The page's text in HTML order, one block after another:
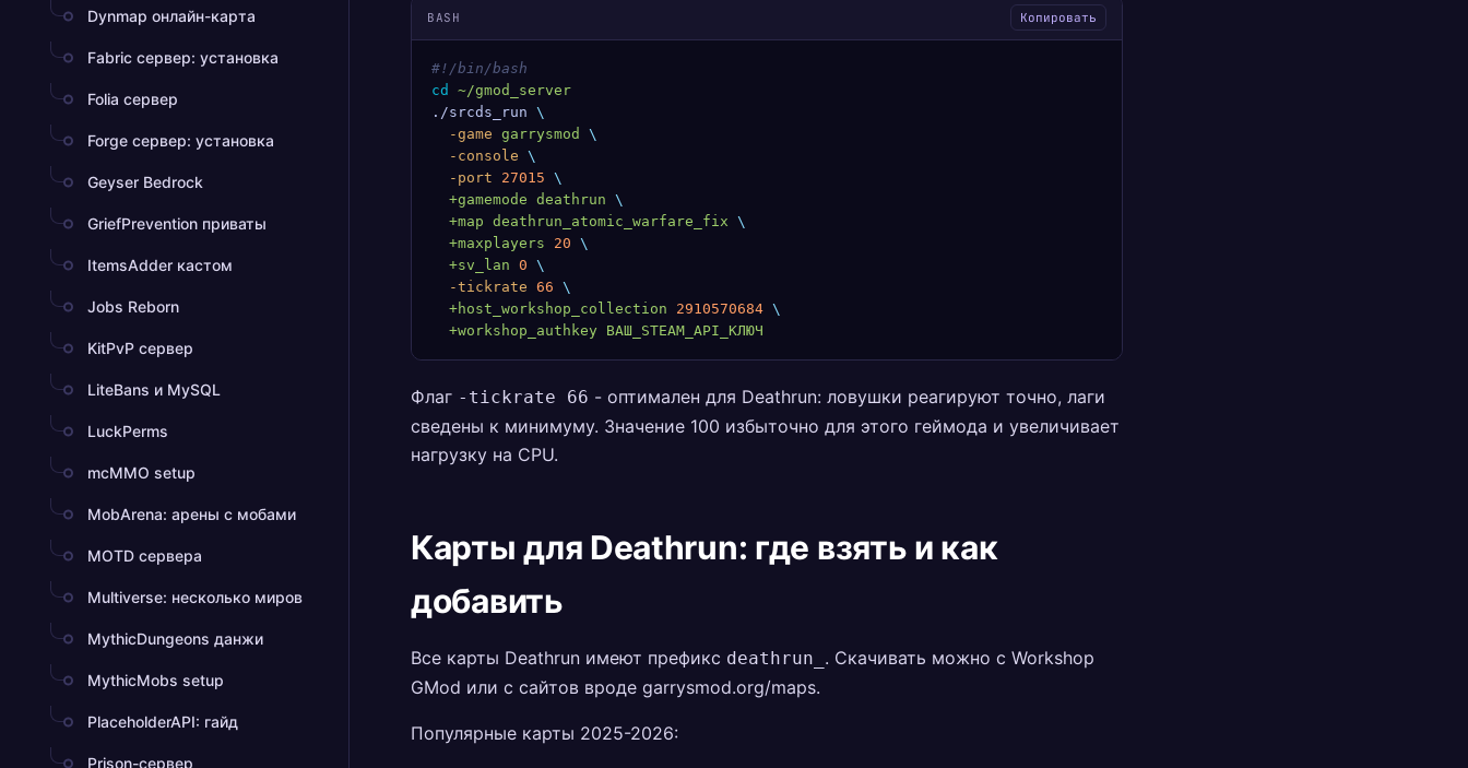
Dynmap онлайн-карта
Fabric сервер: установка
Folia сервер
Forge сервер: установка
Geyser Bedrock
GriefPrevention приваты
ItemsAdder кастом
Jobs Reborn
KitPvP сервер
LiteBans и MySQL
LuckPerms
mcMMO setup
MobArena: арены с мобами
MOTD сервера
Multiverse: несколько миров
MythicDungeons данжи
MythicMobs setup
PlaceholderAPI: гайд
Prison-сервер
BASH Копировать
#!/bin/bash
cd
~/gmod_server
./srcds_run \
  -game
garrysmod
\
  -console
\
  -port
27015 \
  +gamemode
deathrun \
  +map
deathrun_atomic_warfare_fix \
  +maxplayers
20 \
  +sv_lan
0 \
  -tickrate
66 \
  +host_workshop_collection
2910570684 \
  +workshop_authkey
ВАШ_STEAM_API_КЛЮЧ
Флаг -tickrate 66 - оптимален для Deathrun: ловушки реагируют точно, лаги
сведены к минимуму. Значение 100 избыточно для этого геймода и увеличивает
нагрузку на CPU.
Карты для Deathrun: где взять и как
добавить
Все карты Deathrun имеют префикс deathrun_ . Скачивать можно с Workshop
GMod или с сайтов вроде garrysmod.org/maps.
Популярные карты 2025-2026: